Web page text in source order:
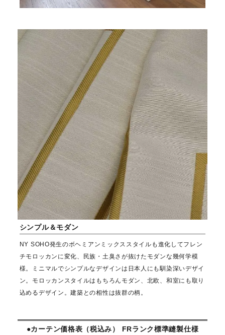
シンプル＆モダン
NY SOHO発生のボヘミアンミックススタイルも進化してフレン
チモロッカンに変化、民族・土臭さが抜けたモダンな幾何学模
様。ミニマルでシンプルなデザインは日本人にも馴染深いデザイ
ン。モロッカンスタイルはもちろんモダン、北欧、和室にも取り
込めるデザイン。建築との相性は抜群の柄。
●カーテン価格表（税込み） FRランク標準縫製仕様